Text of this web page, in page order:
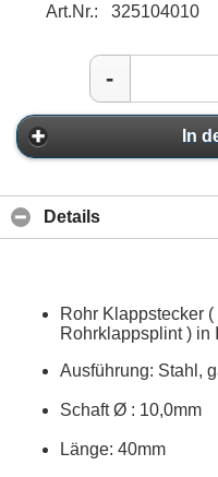
Art.Nr.:
325104010
-
In
Details
Rohr Klappstecker
Rohrklappsplint ) in
Ausführung: Stahl,
SchaftØ : 10,0mm
Länge: 40mm